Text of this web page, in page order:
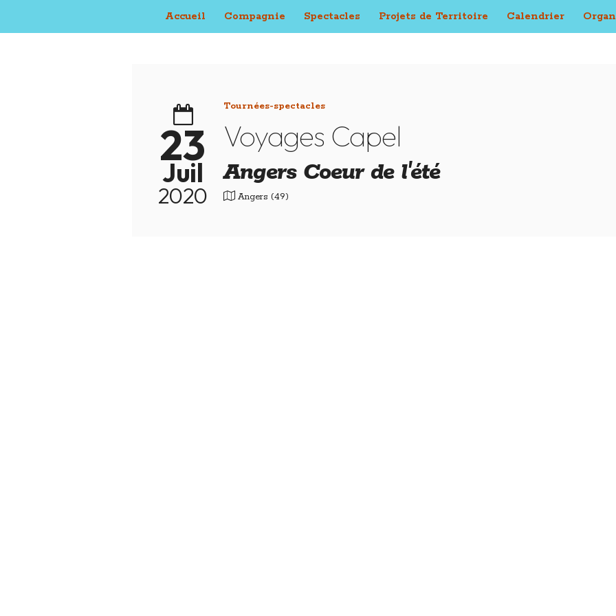
Accueil Compagnie Spectacles Projets de Territoire Calendrier
23
Juil
2020
Tournées-spectacles
Voyages Capel
Angers Coeur de l'été
Angers (49)